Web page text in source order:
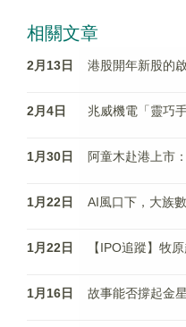
相關文章
2月13日 港股開年新股的
2月4日 兆威機電「靈巧
1月30日 阿童木赴港上市
1月22日 AI風口下，大族
1月22日 【IPO追蹤】牧
1月16日 故事能否撐起金